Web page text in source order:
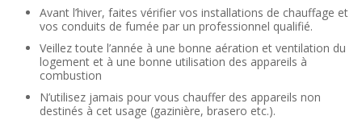
Avant l’hiver, faites vérifier vos installations de chauffage et
vos conduits de fumée par un professionnel qualifié.
Veillez toute l’année à une bonne aération et ventilation du
logement et à une bonne utilisation des appareils à
combustion
N’utilisez jamais pour vous chauffer des appareils non
destinés à cet usage (gazinière, brasero etc.).